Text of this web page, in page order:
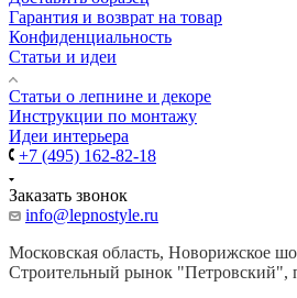
Гарантия и возврат на товар
Конфиденциальность
Статьи и идеи
Cтатьи о лепнине и декоре
Инструкции по монтажу
Идеи интерьера
+7 (495) 162-82-18
Заказать звонок
info@lepnostyle.ru
Московская область, Новорижское
Строительный рынок "Петровский",